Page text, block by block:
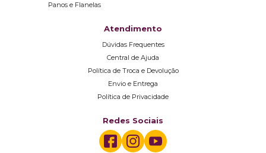
Panos e Flanelas
Atendimento
Dúvidas Frequentes
Central de Ajuda
Política de Troca e Devolução
Envio e Entrega
Política de Privacidade
Redes Sociais